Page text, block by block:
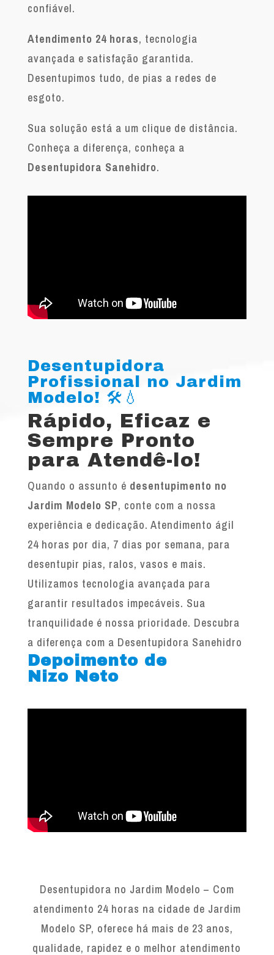
confiável.
Atendimento 24 horas, tecnologia
avançada e satisfação garantida.
Desentupimos tudo, de pias a redes de
esgoto.
Sua solução está a um clique de distância.
Conheça a diferença, conheça a
Desentupidora Sanehidro.
Desentupidora
Profissional no Jardim
Modelo! 🛠️💧
Rápido, Eficaz e
Sempre Pronto
para Atendê-lo!
Quando o assunto é desentupimento no
Jardim Modelo SP, conte com a nossa
experiência e dedicação. Atendimento ágil
24 horas por dia, 7 dias por semana, para
desentupir pias, ralos, vasos e mais.
Utilizamos tecnologia avançada para
garantir resultados impecáveis. Sua
tranquilidade é nossa prioridade. Descubra
a diferença com a Desentupidora Sanehidro
Depoimento de
Nizo Neto
Desentupidora no Jardim Modelo – Com
atendimento 24 horas na cidade de Jardim
Modelo SP, oferece há mais de 23 anos,
qualidade, rapidez e o melhor atendimento